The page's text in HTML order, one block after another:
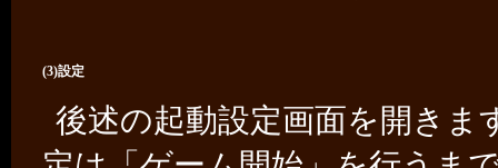
(3)設定
後述の起動設定画面を開きま